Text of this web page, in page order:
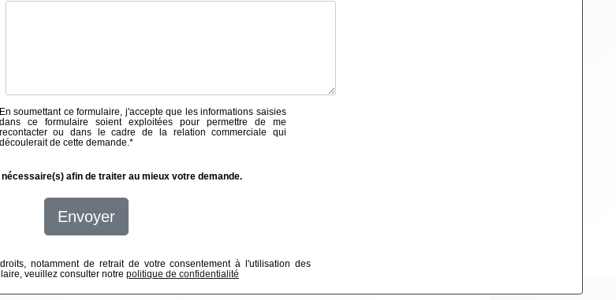
En soumettant ce formulaire, j'accepte que les informations saisies
dans ce formulaire soient exploitées pour permettre de me
recontacter ou dans le cadre de la relation commerciale qui
découlerait de cette demande.*
nécessaire(s) afin de traiter au mieux votre demande.
Envoyer
notamment de retrait de votre consentement à l'utilisation des
veuillez consulter notre politique de confidentialité